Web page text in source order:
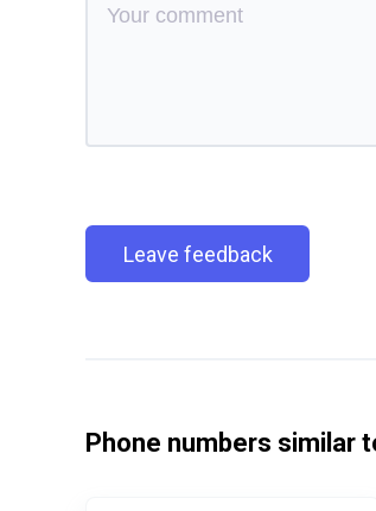
Leave feedback
Phone numbers similar